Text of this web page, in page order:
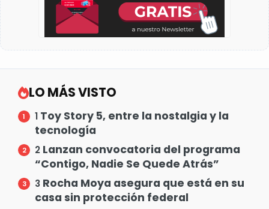
LO MÁS VISTO
1 Toy Story 5, entre la nostalgia y la
tecnología
2 Lanzan convocatoria del programa
“Contigo, Nadie Se Quede Atrás”
3 Rocha Moya asegura que está en su
casa sin protección federal